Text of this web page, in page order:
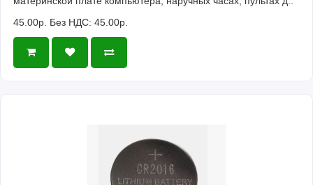
45.00р. Без НДС: 45.00р.